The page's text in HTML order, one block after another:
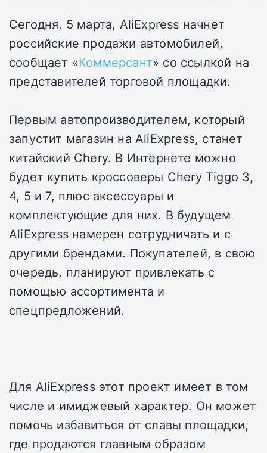
Сегодня, 5 марта, AliExpress начнет
российские продажи автомобилей,
сообщает «Коммерсант» со ссылкой на
представителей торговой площадки.
Первым автопроизводителем, который
запустит магазин на AliExpress, станет
китайский Chery. В Интернете можно
будет купить кроссоверы Chery Tiggo 3,
4, 5 и 7, плюс аксессуары и
комплектующие для них. В будущем
AliExpress намерен сотрудничать и с
другими брендами. Покупателей, в свою
очередь, планируют привлекать с
помощью ассортимента и
спецпредложений.
Для AliExpress этот проект имеет в том
числе и имиджевый характер. Он может
помочь избавиться от славы площадки,
где продаются главным образом